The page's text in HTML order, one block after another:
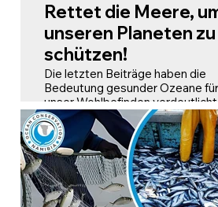
Rettet die Meere,
unseren Planeten zu
schützen!
Die letzten Beiträge haben die
Bedeutung gesunder Ozeane für
unser Wohlbefinden verdeutlicht.
Ohne gesunde Ozeane wird das
Leben, wie wir es kennen,
zusammenbrechen. Doch wir
behandeln die Ozeane nicht so
wie man es angesichts ihrer
Bedeutung für uns erwarten